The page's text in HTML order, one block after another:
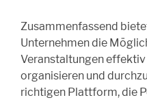
Zusammenfassend
Unternehmen die
Veranstaltungen
organisieren und
richtigen Plattform, die